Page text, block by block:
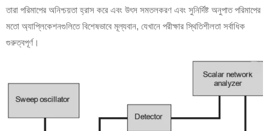
তারা পরিমাপের অনিশ্চয়তা হ্রাস করে এবং উৎস সমতলকরণ এবং সুনির্দিষ্ট অনুপাত পরিমাপের
মতো অ্যাপ্লিকেশনগুলিতে বিশেষভাবে মূল্যবান, যেখানে পরীক্ষার স্থিতিশীলতা সর্বাধিক
গুরুত্বপূর্ণ।